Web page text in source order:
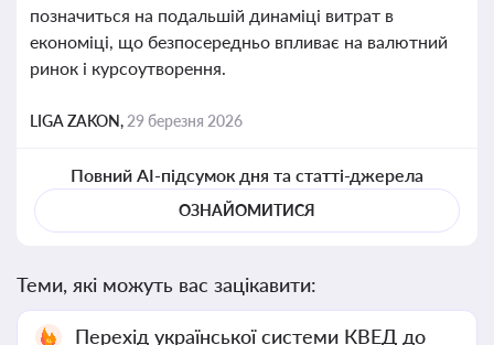
позначиться на подальшій динаміці витрат в
економіці, що безпосередньо впливає на валютний
ринок і курсоутворення.
LIGA ZAKON, 29 березня 2026
Повний AI-підсумок дня та статті-джерела
ОЗНАЙОМИТИСЯ
Теми, які можуть вас зацікавити:
Перехід української системи КВЕД до